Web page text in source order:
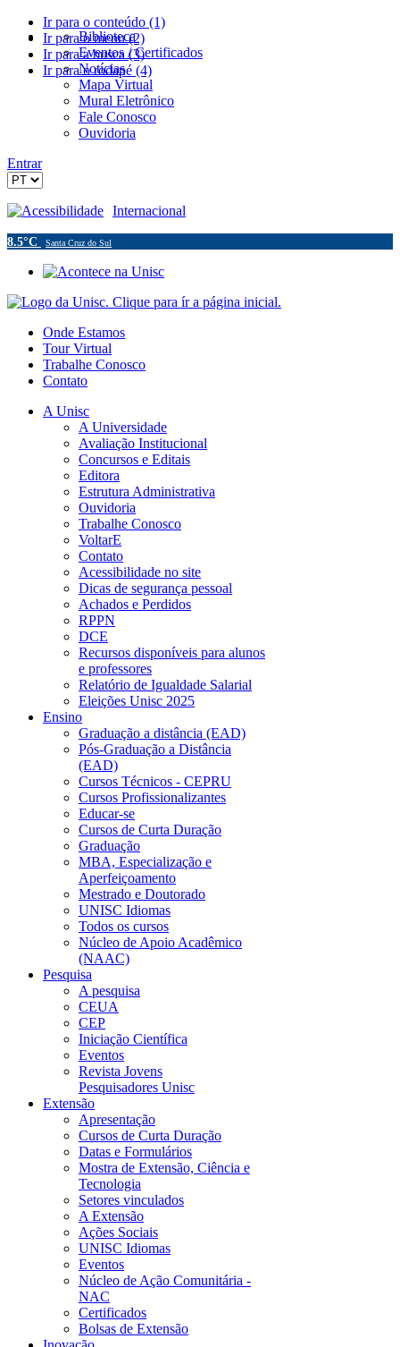
Ir para o conteúdo (1)
Ir para o menu (2)
Ir para a busca (3)
Ir para o rodapé (4)
Biblioteca
Eventos / Certificados
Notícias
Mapa Virtual
Mural Eletrônico
Fale Conosco
Ouvidoria
Entrar
Acessibilidade Internacional
8.5°C Santa Cruz do Sul
Onde Estamos
Tour Virtual
Trabalhe Conosco
Contato
A Unisc
A Universidade
Avaliação Institucional
Concursos e Editais
Editora
Estrutura Administrativa
Ouvidoria
Trabalhe Conosco
VoltarE
Contato
Acessibilidade no site
Dicas de segurança pessoal
Achados e Perdidos
RPPN
DCE
Recursos disponíveis para alunos
e professores
Relatório de Igualdade Salarial
Eleições Unisc 2025
Ensino
Graduação a distância (EAD)
Pós-Graduação a Distância
(EAD)
Cursos Técnicos - CEPRU
Cursos Profissionalizantes
Educar-se
Cursos de Curta Duração
Graduação
MBA, Especialização e
Aperfeiçoamento
Mestrado e Doutorado
UNISC Idiomas
Todos os cursos
Núcleo de Apoio Acadêmico
(NAAC)
Pesquisa
A pesquisa
CEUA
CEP
Iniciação Científica
Eventos
Revista Jovens
Pesquisadores Unisc
Extensão
Apresentação
Cursos de Curta Duração
Datas e Formulários
Mostra de Extensão, Ciência e
Tecnologia
Setores vinculados
A Extensão
Ações Sociais
UNISC Idiomas
Eventos
Núcleo de Ação Comunitária -
NAC
Certificados
Bolsas de Extensão